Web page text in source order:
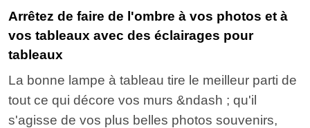
Arrêtez de faire de l'ombre à vos photos et à
vos tableaux avec des éclairages pour
tableaux
La bonne lampe à tableau tire le meilleur parti de
tout ce qui décore vos murs &ndash ; qu'il
s'agisse de vos plus belles photos souvenirs,